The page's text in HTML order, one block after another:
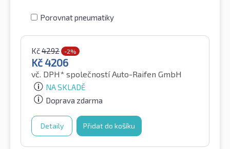
Porovnat pneumatiky
Kč4292 -2%
Kč4206
vč. DPH* společností Auto-Raifen GmbH
NA SKLADĚ
Doprava zdarma
Detaily Přidat do košíku